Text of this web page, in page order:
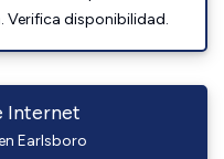
Verifica disponibilidad.
Internet
Earlsboro